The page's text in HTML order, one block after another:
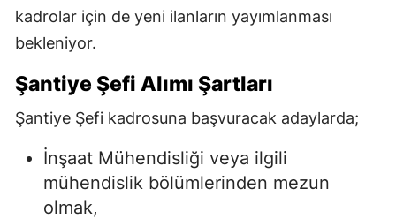
kadrolar için de yeni ilanların yayımlanması
bekleniyor.
Şantiye Şefi Alımı Şartları
Şantiye Şefi kadrosuna başvuracak adaylarda;
İnşaat Mühendisliği veya ilgili
mühendislik bölümlerinden mezun
olmak,